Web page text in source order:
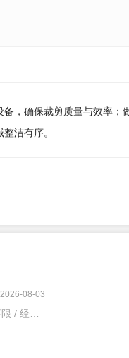
，确保裁剪质量与效率；
洁有序。
2026-08-03
验3-5年